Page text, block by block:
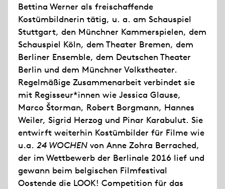
Bettina Werner als freischaffende
Kostümbildnerin tätig, u. a. am Schauspiel
Stuttgart, den Münchner Kammerspielen, dem
Schauspiel Köln, dem Theater Bremen, dem
Berliner Ensemble, dem Deutschen Theater
Berlin und dem Münchner Volkstheater.
Regelmäßige Zusammenarbeit verbindet sie
mit Regisseur*innen wie Jessica Glause,
Marco Štorman, Robert Borgmann, Hannes
Weiler, Sigrid Herzog und Pinar Karabulut. Sie
entwirft weiterhin Kostümbilder für Filme wie
u.a. 24 WOCHEN von Anne Zohra Berrached,
der im Wettbewerb der Berlinale 2016 lief und
gewann beim belgischen Filmfestival
Oostende die LOOK! Competition für das